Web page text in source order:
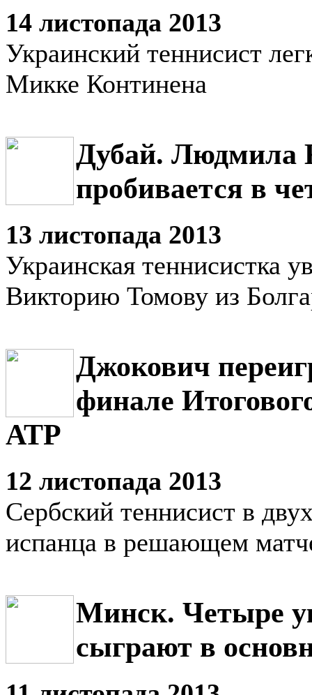
14 листопада 2013
Украинский теннисист
Микке Континена
Дубай. Людмила
пробивается в
13 листопада 2013
Украинская теннисистка
Викторию Томову из
Джокович
финале
АТР
12 листопада 2013
Сербский теннисист в
испанца в решающем
Минск. Четыре
сыграют в